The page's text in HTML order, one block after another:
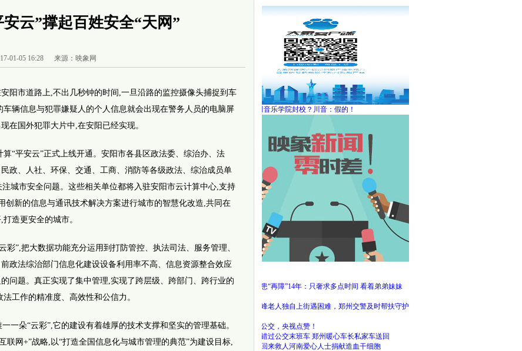
云”撑起百姓安全“天网”
01-05 16:28 来源：映象网
市道路上,不出几秒钟的时间,一旦沿路的监控摄像头捕捉到车
辆信息与犯罪嫌疑人的个人信息就会出现在警务人员的电脑屏
在国外犯罪大片中,在安阳已经实现。
“平安云”正式上线开通。安阳市各县区政法委、综治办、法
政、人社、环保、交通、工商、消防等各级政法、综治成员单
城市安全问题。这些相关单位都将入驻安阳市云计算中心,支持
创新的信息与通讯技术解决方案进行城市的智慧化改造,共同在
造更安全的城市。
”,把大数据功能充分运用到打防管控、执法司法、服务管理、
政法综治部门信息化建设设备利用率不高、信息资源整合效应
问题。真正实现了集中管理,实现了跨层级、跨部门、跨行业的
工作的精准度、高效性和公信力。
朵“云彩”,它的建设有着雄厚的技术支撑和坚实的管理基础。
联网+”战略,以“打造全国信息化与城市管理的典范”为建设目标,
网传四川音乐学院封校？川音：假的！
i新闻
坚强女孩患“再障”14年：只奢求多点时间 看着弟弟妹妹
暖！早高峰老人独自上街遇困难，郑州交警及时帮扶守护
事发郑州公交，央视点赞！
外地乘客错过公交末班车 郑州暖心车长私家车送回
跨越千里回来救人河南爱心人士捐献造血干细胞